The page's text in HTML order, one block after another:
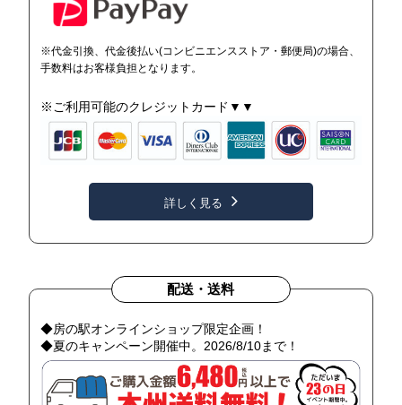
※代金引換、代金後払い(コンビニエンスストア・郵便局)の場合、
手数料はお客様負担となります。
※ご利用可能のクレジットカード▼▼
詳しく見る
配送・送料
◆房の駅オンラインショップ限定企画！
◆夏のキャンペーン開催中。2026/8/10まで！